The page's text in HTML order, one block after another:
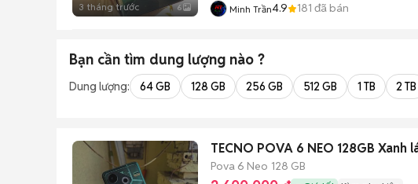
3 tháng trước 6 Minh Trần4.9 181 đã bán
Bạn cần tìm dung lượng nào ?
Dung lượng: 64 GB 128 GB 256 GB 512 GB 1 TB 2 TB
TECNO POVA 6 NEO 128GB Xanh
Pova 6 Neo 128 GB